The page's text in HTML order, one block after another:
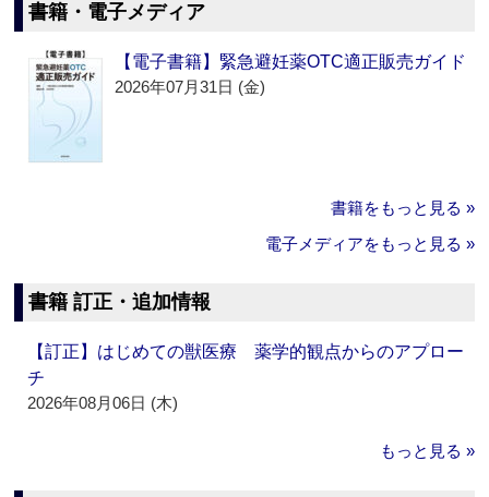
書籍・電子メディア
【電子書籍】緊急避妊薬OTC適正販売ガイド
2026年07月31日 (金)
書籍をもっと見る »
電子メディアをもっと見る »
書籍 訂正・追加情報
【訂正】はじめての獣医療 薬学的観点からのアプロー
チ
2026年08月06日 (木)
もっと見る »